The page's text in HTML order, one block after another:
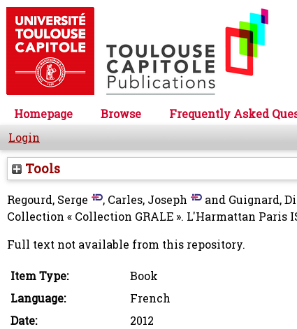
Homepage Browse Frequently Asked
Login
Tools
Regourd, Serge , Carles, Joseph and Guignard,
Collection « Collection GRALE ». L'Harmattan Paris
Full text not available from this repository.
Item Type:
Book
Language:
French
Date:
2012